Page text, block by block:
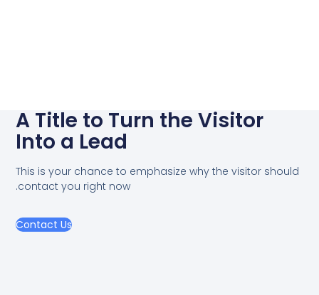
A Title to Turn the Visitor
Into a Lead
This is your chance to emphasize why the visitor should
contact you right now.
Contact Us